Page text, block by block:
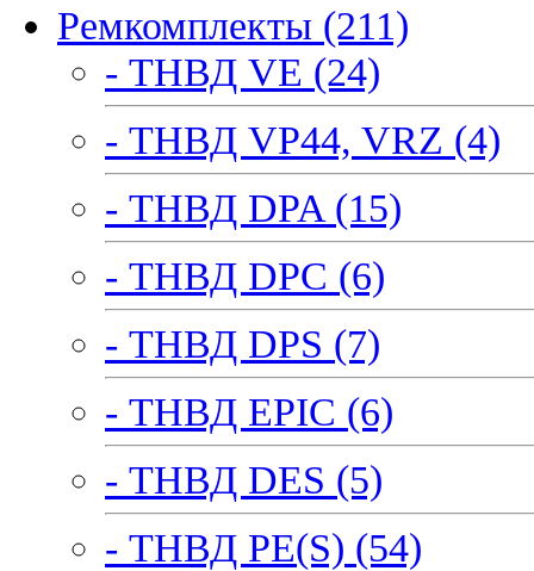
Ремкомплекты (211)
- ТНВД VE (24)
- ТНВД VP44, VRZ (4)
- ТНВД DPA (15)
- ТНВД DPC (6)
- ТНВД DPS (7)
- ТНВД EPIC (6)
- ТНВД DES (5)
- ТНВД PE(S) (54)